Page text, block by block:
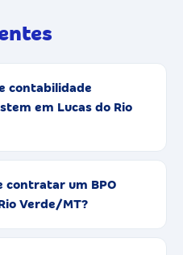
contabilidade
em Lucas do Rio
contratar um BPO
Verde/MT?